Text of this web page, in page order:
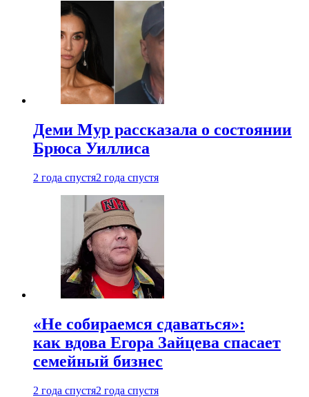
Деми Мур рассказала о состоянии
Брюса Уиллиса
2 года спустя2 года спустя
«Не собираемся сдаваться»:
как вдова Егора Зайцева спасает
семейный бизнес
2 года спустя2 года спустя